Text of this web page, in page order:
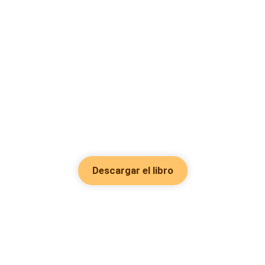
Descargar el libro